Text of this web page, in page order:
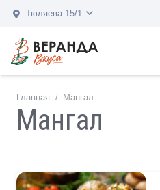
Тюляева 15/1
Главная / Мангал
Мангал